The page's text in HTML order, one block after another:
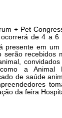
+ Pet
de 4 a
presente em
serão recebidos
a Animal
de saúde
da feira